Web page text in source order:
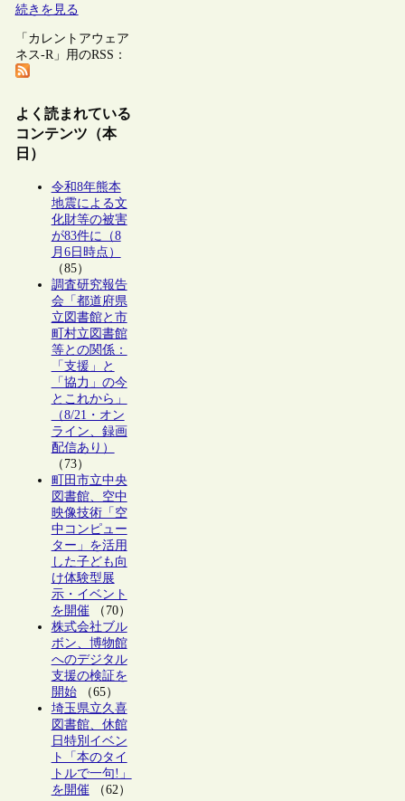
続きを見る
「カレントアウェア
ネス-R」用のRSS：
よく読まれている
コンテンツ（本
日）
令和8年熊本
地震による文
化財等の被害
が83件に（8
月6日時点）
（85）
調査研究報告
会「都道府県
立図書館と市
町村立図書館
等との関係：
「支援」と
「協力」の今
とこれから」
（8/21・オン
ライン、録画
配信あり）
（73）
町田市立中央
図書館、空中
映像技術「空
中コンピュー
ター」を活用
した子ども向
け体験型展
示・イベント
を開催（70）
株式会社ブル
ボン、博物館
へのデジタル
支援の検証を
開始（65）
埼玉県立久喜
図書館、休館
日特別イベン
ト「本のタイ
トルで一句!」
を開催（62）